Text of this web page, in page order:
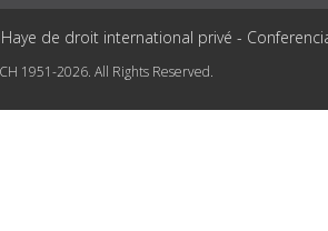
de droit international privé -
1951-2026. All Rights Reserved.